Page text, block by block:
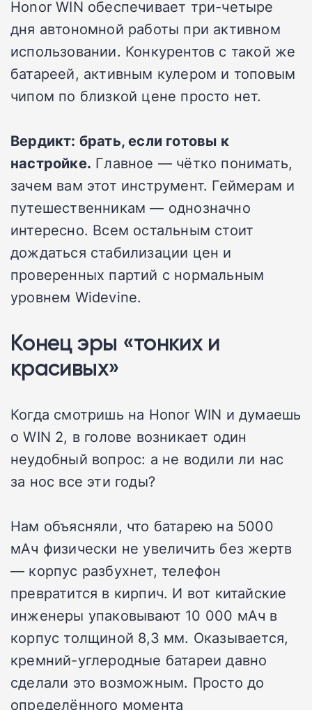
Honor WIN обеспечивает три-четыре
дня автономной работы при активном
использовании. Конкурентов с такой же
батареей, активным кулером и топовым
чипом по близкой цене просто нет.
Вердикт: брать, если готовы к
настройке. Главное — чётко понимать,
зачем вам этот инструмент. Геймерам и
путешественникам — однозначно
интересно. Всем остальным стоит
дождаться стабилизации цен и
проверенных партий с нормальным
уровнем Widevine.
Конец эры «тонких и
красивых»
Когда смотришь на Honor WIN и думаешь
о WIN 2, в голове возникает один
неудобный вопрос: а не водили ли нас
за нос все эти годы?
Нам объясняли, что батарею на 5000
мАч физически не увеличить без жертв
— корпус разбухнет, телефон
превратится в кирпич. И вот китайские
инженеры упаковывают 10 000 мАч в
корпус толщиной 8,3 мм. Оказывается,
кремний-углеродные батареи давно
сделали это возможным. Просто до
определённого момента